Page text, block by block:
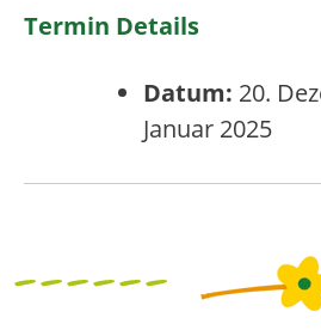
Termin Details
Datum: 20.
Januar 2025